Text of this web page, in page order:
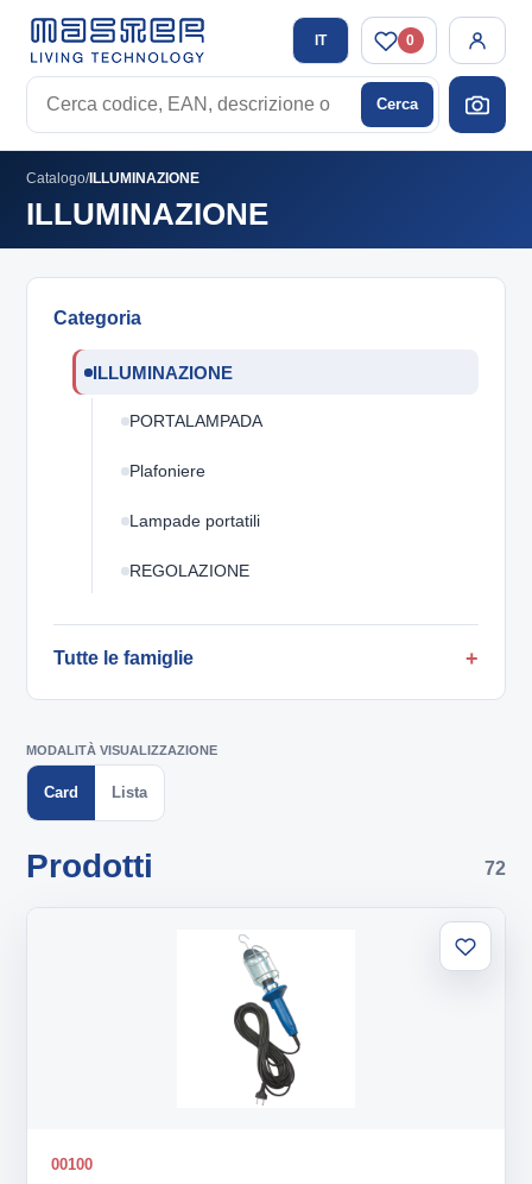
Cerca
EAN,
descrizione
o
Cerca
IT 0
Catalogo/ILLUMINAZIONE
ILLUMINAZIONE
Categoria
ILLUMINAZIONE
PORTALAMPADA
Plafoniere
Lampade portatili
REGOLAZIONE
Tutte le famiglie
MODALITÀ VISUALIZZAZIONE
Card Lista
Prodotti 72
00100
Aggiungi
alla